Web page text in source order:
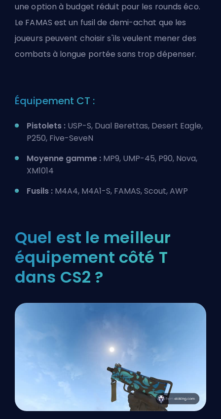
une option à budget réduit pour les rounds éco.
Le FAMAS est un fusil de demi-achat que les
joueurs peuvent choisir s'ils veulent mener des
combats à longue portée sans trop dépenser.
Équipement CT :
Pistolets : USP-S, Dual Berettas, Desert Eagle,
P250, Five-SeveN
Moyenne gamme : MP9, UMP-45, P90, Nova,
XM1014
Fusils : M4A4, M4A1-S, FAMAS, Scout, AWP
Quel est le meilleur
équipement côté T
dans CS2 ?